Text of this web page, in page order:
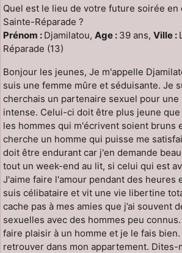
Quel est le lieu de votre future soirée
Sainte-Réparade ?
Prénom : Djamilatou, Age : 39 ans, Ville :
Réparade (13)
Bonjour les jeunes, Je m'appelle
suis une femme mûre et séduisante. Je
cherchais un partenaire sexuel pour
intense. Celui-ci doit être plus jeune
les hommes qui m'écrivent soient bruns
cherche un homme qui puisse me
doit être endurant car j'en demande
tout un week-end au lit, si celui qui est
J'aime faire l'amour pendant des heures
suis célibataire et vit une vie libertine
cache pas à mes amies que j’ai souvent
sexuelles avec des hommes peu
faire plaisir à un homme et je le fais
retrouver dans mon appartement. Dites-